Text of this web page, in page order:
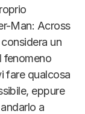
Man: Across
un
fenomeno
fare qualcosa
eppure
a